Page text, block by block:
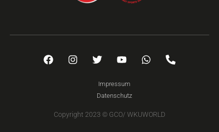
Impressum
Datenschutz
Copyright 2023 © GCO/ WKUWORLD